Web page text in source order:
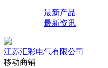
最新产品
最新资讯
江苏汇彩电气有限公司
移动商铺